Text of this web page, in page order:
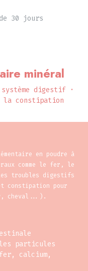
30 jours
minéral
digestif ·
la constipation
en poudre à
comme le fer, le
troubles digestifs
constipation pour
cheval...).
particules
calcium,